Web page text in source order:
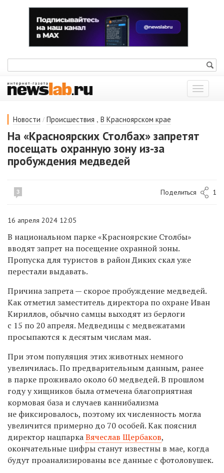
Показать
меню
Новости / Происшествия , В Красноярском крае
На «Красноярских Столбах» запретят
посещать охранную зону из-за
пробуждения медведей
3 Поделиться 1
16 апреля 2024 12:05
В национальном парке «Красноярские Столбы»
вводят запрет на посещение охранной зоны.
Пропуска для туристов в район Диких скал уже
перестали выдавать.
Причина запрета — скорое пробуждение медведей.
Как отметил заместитель директора по охране Иван
Кириллов, обычно самцы выходят из берлоги
с 15 по 20 апреля. Медведицы с медвежатами
просыпаются к десятым числам мая.
При этом популяция этих животных немного
увеличилась. По предварительным данным, ранее
в парке проживало около 60 медведей. В прошлом
году у хищников была отмечена благоприятная
кормовая база и случаев каннибализма
не фиксировалось, поэтому их численность могла
увеличится примерно до 70 особей. Как пояснил
директор нацпаркаВячеслав Щербаков,
окончательные цифры станут известны в мае, когда
будут проанализированы все данные с фотоловушек.